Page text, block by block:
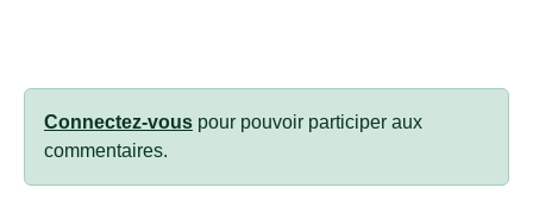
Connectez-vous pour pouvoir participer aux
commentaires.